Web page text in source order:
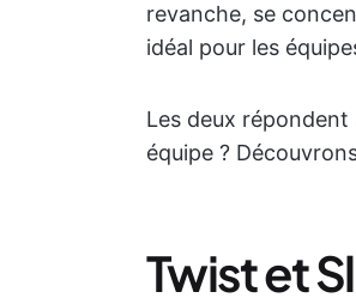
revanche, se
idéal pour les
Les deux
équipe ?
Twist et